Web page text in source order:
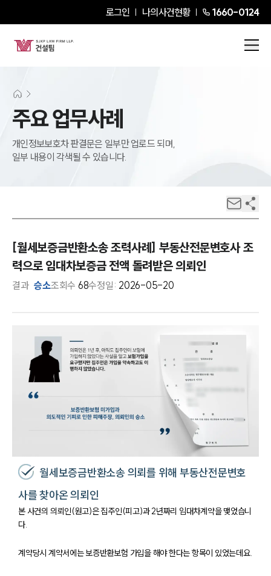
로그인 나의사건현황 1660-0124
주요 업무사례
개인정보보호차 판결문은 일부만 업로드 되며,
일부 내용이 각색될 수 있습니다.
[월세보증금반환소송 조력사례] 부동산전문변호사 조
력으로 임대차보증금 전액 돌려받은 의뢰인
결과 승소조회수 68수정일: 2026-05-20
월세보증금반환소송 의뢰를 위해 부동산전문변호
사를 찾아온 의뢰인
본 사건의 의뢰인(원고)은 집주인(피고)과 2년짜리 임대차계약을 맺었습니
다.
계약당시 계약서에는 보증반환보험 가입을 해야 한다는 항목이 있었는데요.